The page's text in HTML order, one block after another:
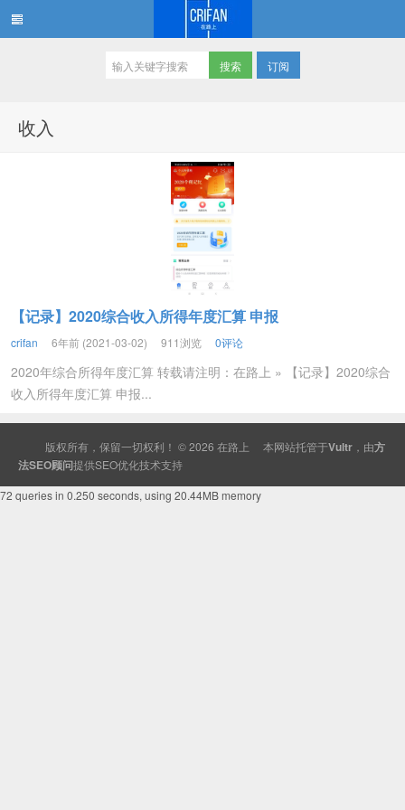
订阅
收入
【记录】2020综合收入所得年度汇算 申报
crifan 6年前 (2021-03-02) 911浏览 0评论
2020年综合所得年度汇算 转载请注明：在路上 » 【记录】2020综合
收入所得年度汇算 申报...
版权所有，保留一切权利！ © 2026 在路上 本网站托管于Vultr ，由方
法SEO顾问提供SEO优化技术支持
72 queries in 0.250 seconds, using 20.44MB memory